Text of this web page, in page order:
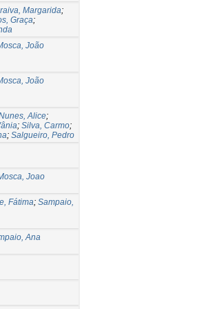
Margarida;
Graça;
João
João
Alice;
; Silva, Carmo;
; Salgueiro, Pedro
Joao
Fátima; Sampaio,
Ana